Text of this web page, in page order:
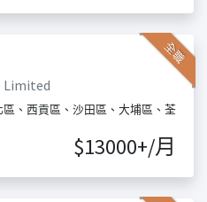
全職
Limited
、西貢區、沙田區、大埔區、荃
$13000+/月